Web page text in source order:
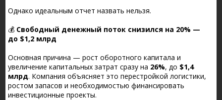
Однако идеальным отчет назвать нельзя.
💰 Свободный денежный поток снизился на 20% —
до $1,2 млрд
Основная причина — рост оборотного капитала и
увеличение капитальных затрат сразу на 26%, до $1,4
млрд. Компания объясняет это перестройкой логистики,
ростом запасов и необходимостью финансировать
инвестиционные проекты.